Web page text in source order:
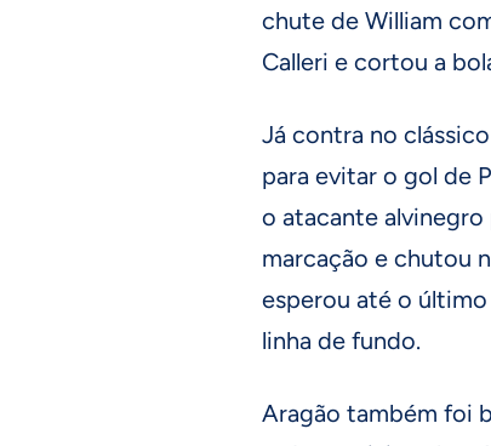
chute de William
Calleri e cortou a
Já contra no
para evitar o gol de
o atacante
marcação e chutou
esperou até o último
linha de fundo.
Aragão também foi